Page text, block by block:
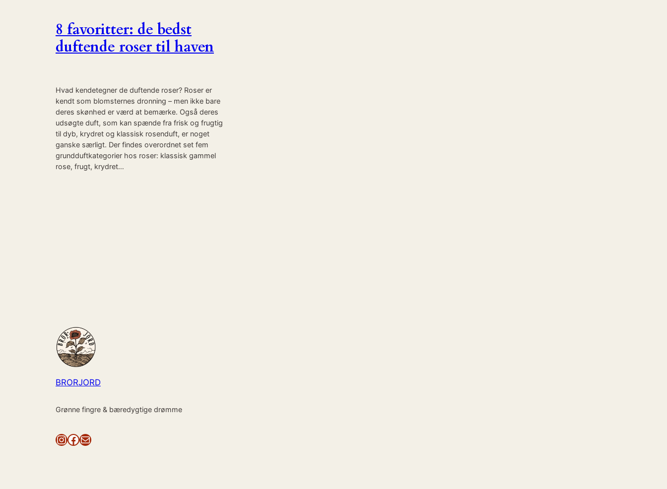
8 favoritter: de bedst
duftende roser til haven
Hvad kendetegner de duftende roser? Roser er
kendt som blomsternes dronning – men ikke bare
deres skønhed er værd at bemærke. Også deres
udsøgte duft, som kan spænde fra frisk og frugtig
til dyb, krydret og klassisk rosenduft, er noget
ganske særligt. Der findes overordnet set fem
grundduftkategorier hos roser: klassisk gammel
rose, frugt, krydret…
BRORJORD
Grønne fingre & bæredygtige drømme
InstagramFacebook Mail